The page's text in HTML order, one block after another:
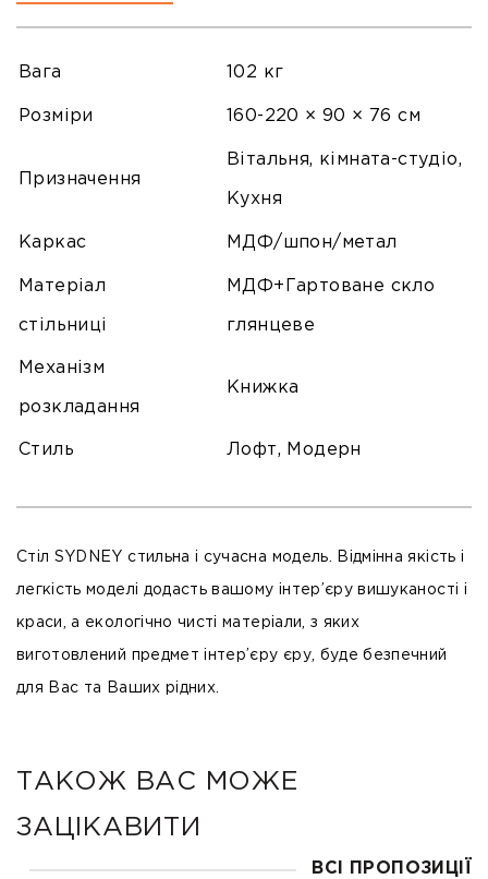
Вага 102 кг
Розміри 160-220 × 90 × 76 см
Призначення
Вітальня, кімната-студіо,
Кухня
Каркас МДФ/шпон/метал
Матеріал
стільниці
МДФ+Гартоване скло
глянцеве
Механізм
розкладання
Книжка
Стиль Лофт, Модерн
Стіл SYDNEY стильна і сучасна модель. Відмінна якість і
легкість моделі додасть вашому інтер’єру вишуканості і
краси, а екологічно чисті матеріали, з яких
виготовлений предмет інтер’єру єру, буде безпечний
для Вас та Ваших рідних.
ТАКОЖ ВАС МОЖЕ
ЗАЦІКАВИТИ
ВСІ ПРОПОЗИЦІЇ